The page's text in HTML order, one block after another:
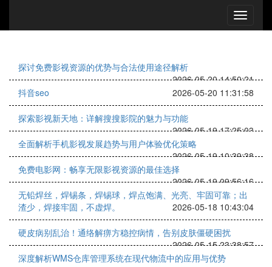
探讨免费影视资源的优势与合法使用途径解析
2026-05-20 14:50:21
抖音seo
2026-05-20 11:31:58
探索影视新天地：详解搜搜影院的魅力与功能
2026-05-19 17:25:03
全面解析手机影视发展趋势与用户体验优化策略
2026-05-19 10:39:38
免费电影网：畅享无限影视资源的最佳选择
2026-05-19 09:56:16
无铅焊丝，焊锡条，焊锡球，焊点饱满、光亮、牢固可靠；出
渣少，焊接牢固，不虚焊。
2026-05-18 10:43:04
硬皮病别乱治！通络解痹方稳控病情，告别皮肤僵硬困扰
2026-05-15 23:38:57
深度解析WMS仓库管理系统在现代物流中的应用与优势